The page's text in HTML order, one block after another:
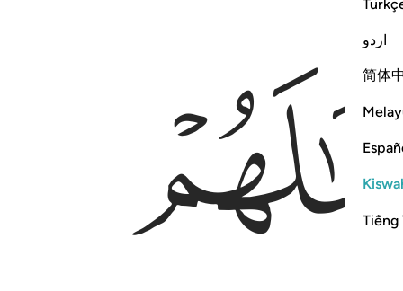
اردو
简体
Tiếng